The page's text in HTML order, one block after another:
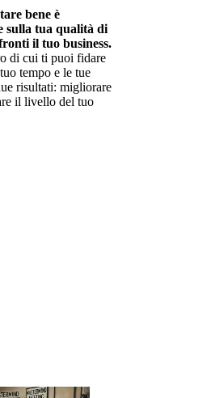
bene è
sulla tua qualità di
il tuo business.
di cui ti puoi fidare
tempo e le tue
risultati: migliorare
il livello del tuo